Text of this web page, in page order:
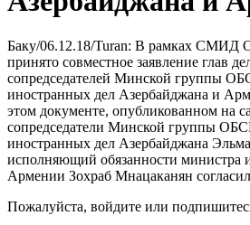
Баку/06.12.18/Turan: B рамках СМИД
принято совместное заявление глав
сопредседателей Минской группы
иностранных дел Азербайджана и
этом документе, опубликованном на
сопредседатели Минской группы
иностранных дел Азербайджана
исполняющий обязанности министра
Армении Зохраб Мнацаканян
Пожалуйста, войдите или